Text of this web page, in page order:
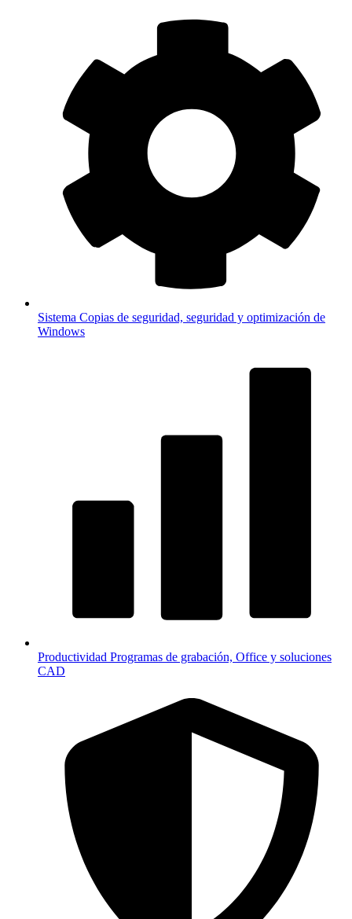
Sistema Copias de seguridad, seguridad y optimización de
Windows
Productividad Programas de grabación, Office y soluciones
CAD